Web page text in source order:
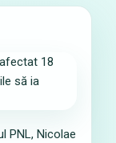
PNL, Nicolae